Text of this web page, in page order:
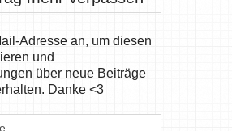
Adresse an, um diesen
und
über neue Beiträge
Danke <3